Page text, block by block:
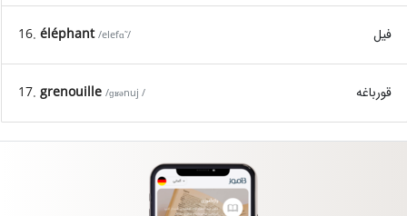
16. éléphant /elefɑ̃ / فیل
17. grenouille /ɡʁənuj / قورباغه